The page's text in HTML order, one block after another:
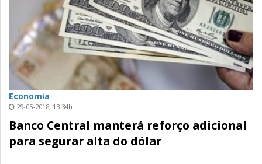
Economia
29-05-2018, 13:34h
Banco Central manterá reforço adicional
para segurar alta do dólar